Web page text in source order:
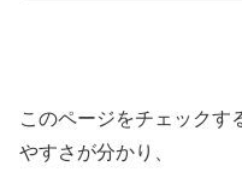
このページをチェックす
やすさが分かり、